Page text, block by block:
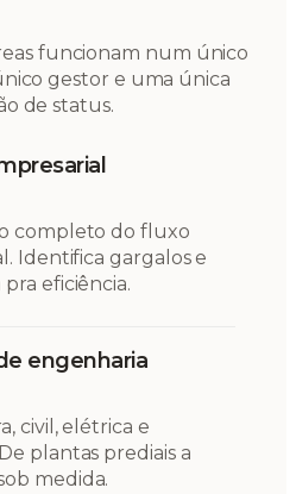
funcionam num único
gestor e uma única
de status.
completo do fluxo
Identifica gargalos e
eficiência.
engenharia
civil, elétrica e
plantas prediais a
medida.